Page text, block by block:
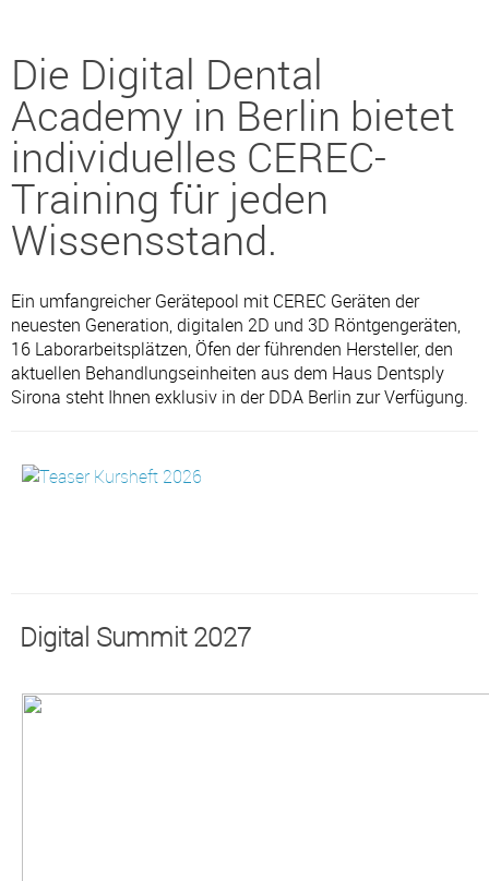
Impressum Datenschutz Cookie Einstellungen • Kontakt • Widerruf
Die Digital Dental
Academy in Berlin bietet
individuelles CEREC-
Training für jeden
Wissensstand.
Ein umfangreicher Gerätepool mit CEREC Geräten der
neuesten Generation, digitalen 2D und 3D Röntgengeräten,
16 Laborarbeitsplätzen, Öfen der führenden Hersteller, den
aktuellen Behandlungseinheiten aus dem Haus Dentsply
Sirona steht Ihnen exklusiv in der DDA Berlin zur Verfügung.
Digital Summit 2027